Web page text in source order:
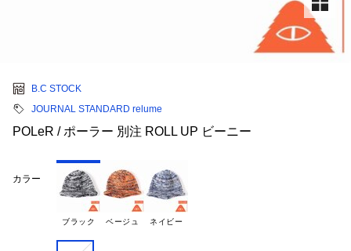
B.C STOCK
JOURNAL STANDARD relume
POLeR / ポーラー 別注 ROLL UP ビーニー
カラー
ブラック ベージュ ネイビー